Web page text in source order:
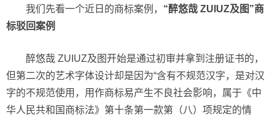
我们先看一个近日的商标案例， “醉悠哉 ZUIUZ及图”商
标驳回案例
醉悠哉 ZUIUZ及图开始是通过初审并拿到注册证书的，
但第二次的艺术字体设计却是因为“含有不规范汉字，是对汉
字的不规范使用，用作商标易产生不良社会影响，属于《中
华人民共和国商标法》第十条第一款第（八）项规定的情